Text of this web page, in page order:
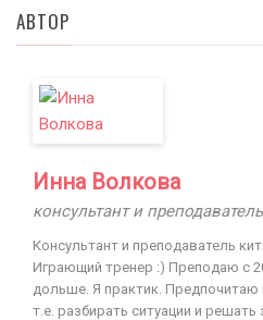
АВТОР
Инна Волкова
консультант и преподаватель
Консультант и преподаватель
Играющий тренер :) Преподаю с
дольше. Я практик. Предпочитаю
т.е. разбирать ситуации и